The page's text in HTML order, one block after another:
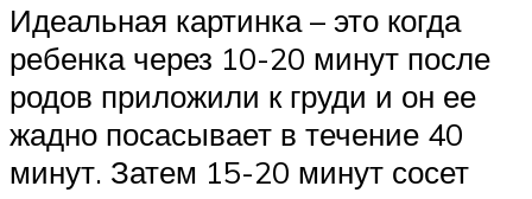
Идеальная картинка – это когда
ребенка через 10-20 минут после
родов приложили к груди и он ее
жадно посасывает в течение 40
минут. Затем 15-20 минут сосет